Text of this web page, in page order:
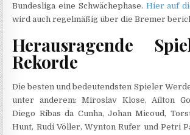
Bundesliga eine Schwächephase. Hier auf
wird auch regelmäßig über die Bremer
Herausragende
Rekorde
Die besten und bedeutendsten Spieler
unter anderem: Miroslav Klose, Aílton
Diego Ribas da Cunha, Johan Micoud,
Hunt, Rudi Völler, Wynton Rufer und Petri